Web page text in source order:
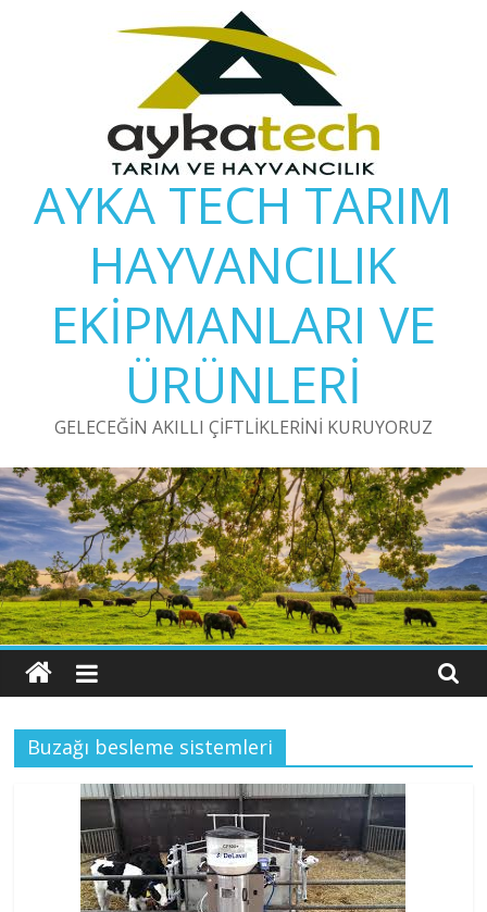
AYKA TECH TARIM
HAYVANCILIK
EKİPMANLARI VE
ÜRÜNLERİ
GELECEĞİN AKILLI ÇİFTLİKLERİNİ KURUYORUZ
Buzağı besleme sistemleri